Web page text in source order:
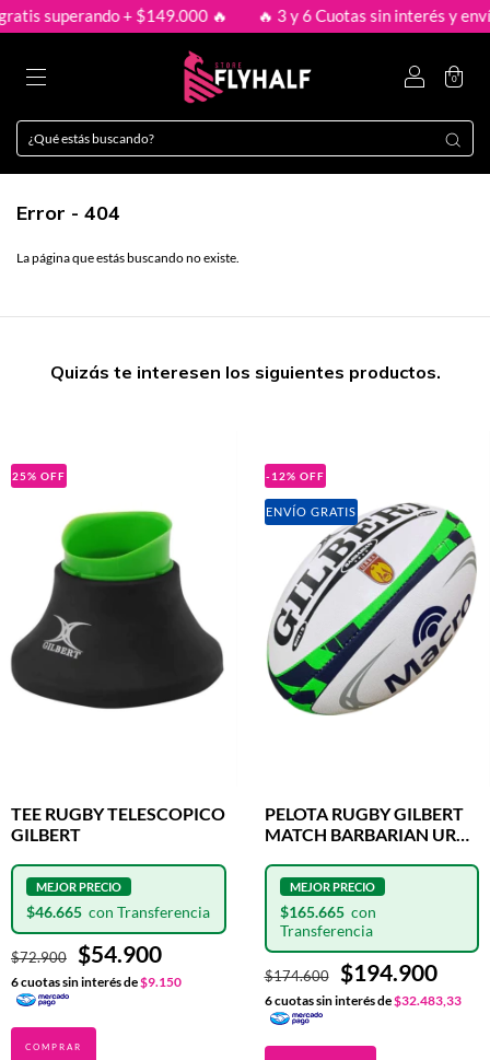
superando + $149.000 🔥 🔥 3 y 6 Cuotas sin interés y
0
Error - 404
La página que estás buscando no existe.
Quizás te interesen los siguientes productos.
25% OFF
TEE RUGBY TELESCOPICO
GILBERT
$72.900 $54.900
$46.665
6cuotas sin interés de$9.150
-12% OFF
ENVÍO GRATIS
PELOTA RUGBY GILBERT
MATCH BARBARIAN URBA
$174.600 $194.900
$165.665
6cuotas sin interés de$32.483,33